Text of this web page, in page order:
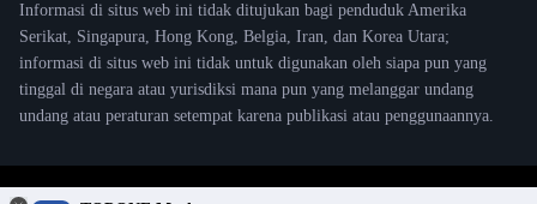
Informasi di situs web ini tidak ditujukan bagi penduduk Amerika
Serikat, Singapura, Hong Kong, Belgia, Iran, dan Korea Utara;
informasi di situs web ini tidak untuk digunakan oleh siapa pun yang
tinggal di negara atau yurisdiksi mana pun yang melanggar undang
undang atau peraturan setempat karena publikasi atau penggunaannya.